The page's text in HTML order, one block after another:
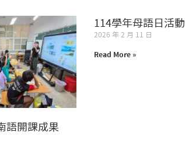
語開課成果
114學年母語日活動
2026 年 2 月 11 日
Read More »